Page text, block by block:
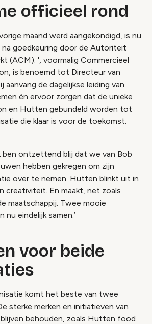
officieel rond
maand werd aangekondigd, is nu
goedkeuring door de Autoriteit
(ACM). ', voormalig Commercieel
is benoemd tot Directeur van
aanvang de dagelijkse leiding van
én ervoor zorgen dat de unieke
en Hutten gebundeld worden tot
die klaar is voor de toekomst.
ben ontzettend blij dat we van Bob
hebben gekregen om zijn
over te nemen. Hutten blinkt uit in
creativiteit. En maakt, net zoals
maatschappij. Twee mooie
nu eindelijk samen.’
voor beide
komt het beste van twee
sterke merken en initiatieven van
behouden, zoals Hutten food